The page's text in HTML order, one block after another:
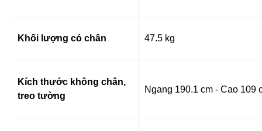
Khối lượng có chân 47.5 kg
Kích thước không chân,
treo tường
Ngang 190.1 cm - Cao 109